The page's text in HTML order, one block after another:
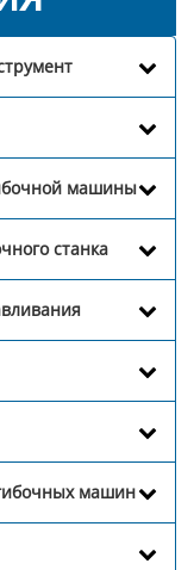
машины
станка
машин